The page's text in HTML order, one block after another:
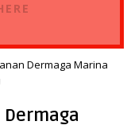
Dermaga Marina